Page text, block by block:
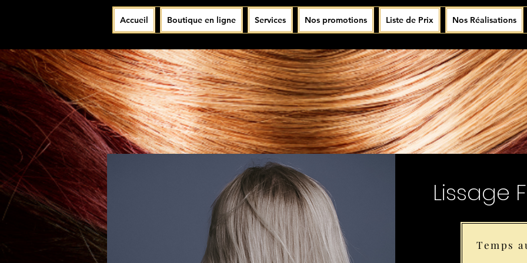
Accueil Boutique en ligne Services Nos promotions Liste de Prix Nos Réalisations
Lissage
Temps